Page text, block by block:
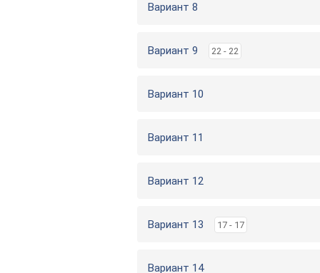
Вариант 8
Вариант 9 22 - 22
Вариант 10
Вариант 11
Вариант 12
Вариант 13 17 - 17
Вариант 14